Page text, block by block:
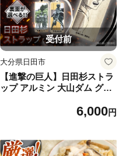
受付前
大分県日田市
【進撃の巨人】日田杉ストラ
ップ アルミン 大山ダム グッ
市 ／ 有限会社丸記屋 [ARGH
6,000円